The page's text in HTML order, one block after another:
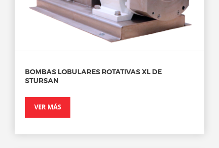
BOMBAS LOBULARES ROTATIVAS XL DE
STURSAN
VER MÁS